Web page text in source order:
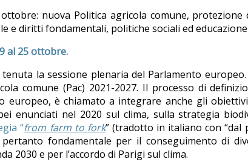
ottobre: nuova Politica agricola comune,
e diritti fondamentali, politiche sociali ed
al 25 ottobre.
la sessione plenaria del Parlamento
comune (Pac) 2021-2027. Il processo di
europeo, è chiamato a integrare anche gli
enunciati nel 2020 sul clima, sulla strategia
“from farm to fork” (tradotto in italiano con “dal
fondamentale per il conseguimento di
2030 e per l’accordo di Parigi sul clima.